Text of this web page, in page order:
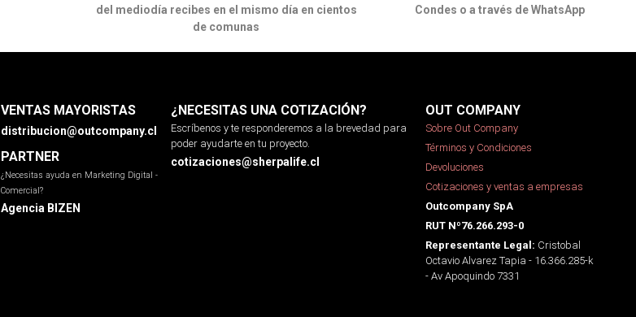
del mediodía recibes en el mismo día en cientos
de comunas
Condes o a través de WhatsApp
VENTAS MAYORISTAS
distribucion@outcompany.cl
PARTNER
¿Necesitas ayuda en Marketing Digital -
Comercial?
Agencia BIZEN
¿NECESITAS UNA COTIZACIÓN?
Escríbenos y te responderemos a la brevedad para
poder ayudarte en tu proyecto.
cotizaciones@sherpalife.cl
OUT COMPANY
Sobre Out Company
Términos y Condiciones
Devoluciones
Cotizaciones y ventas a empresas
Outcompany SpA
RUT Nº76.266.293-0
Representante Legal: Cristobal
Octavio Alvarez Tapia - 16.366.285-k
- Av Apoquindo 7331